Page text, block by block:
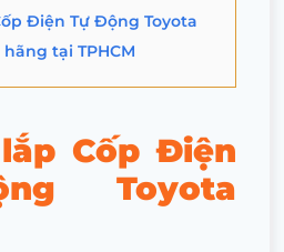
Điện Tự Động Toyota
tại TPHCM
Cốp Điện
Toyota